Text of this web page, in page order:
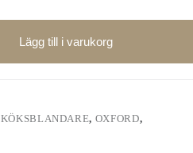
Lägg till i varukorg
KÖKSBLANDARE, OXFORD,